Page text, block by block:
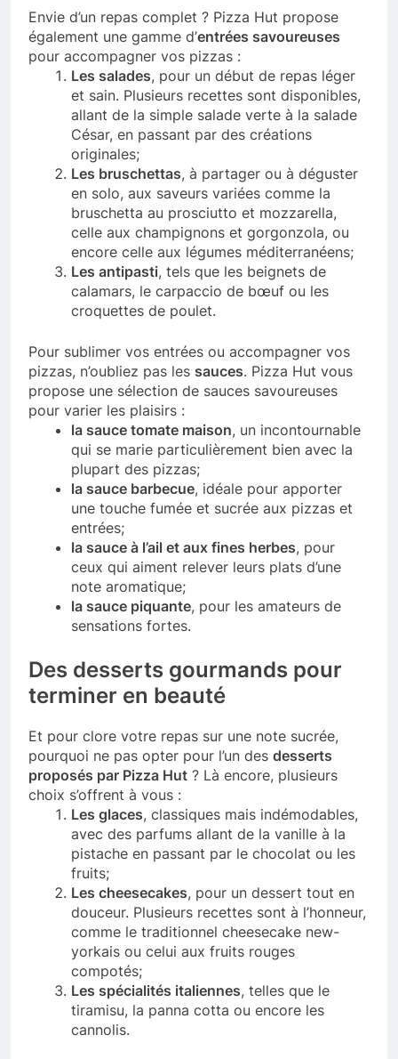
Envie d’un repas complet ? Pizza Hut propose
également une gamme d’entrées savoureuses
pour accompagner vos pizzas :
Les salades, pour un début de repas léger
et sain. Plusieurs recettes sont disponibles,
allant de la simple salade verte à la salade
César, en passant par des créations
originales;
Les bruschettas, à partager ou à déguster
en solo, aux saveurs variées comme la
bruschetta au prosciutto et mozzarella,
celle aux champignons et gorgonzola, ou
encore celle aux légumes méditerranéens;
Les antipasti, tels que les beignets de
calamars, le carpaccio de bœuf ou les
croquettes de poulet.
Pour sublimer vos entrées ou accompagner vos
pizzas, n’oubliez pas les sauces. Pizza Hut vous
propose une sélection de sauces savoureuses
pour varier les plaisirs :
la sauce tomate maison, un incontournable
qui se marie particulièrement bien avec la
plupart des pizzas;
la sauce barbecue, idéale pour apporter
une touche fumée et sucrée aux pizzas et
entrées;
la sauce à l’ail et aux fines herbes, pour
ceux qui aiment relever leurs plats d’une
note aromatique;
la sauce piquante, pour les amateurs de
sensations fortes.
Des desserts gourmands pour
terminer en beauté
Et pour clore votre repas sur une note sucrée,
pourquoi ne pas opter pour l’un des desserts
proposés par Pizza Hut ? Là encore, plusieurs
choix s’offrent à vous :
Les glaces, classiques mais indémodables,
avec des parfums allant de la vanille à la
pistache en passant par le chocolat ou les
fruits;
Les cheesecakes, pour un dessert tout en
douceur. Plusieurs recettes sont à l’honneur,
comme le traditionnel cheesecake new-
yorkais ou celui aux fruits rouges
compotés;
Les spécialités italiennes, telles que le
tiramisu, la panna cotta ou encore les
cannolis.